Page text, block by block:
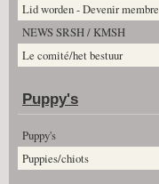
Lid worden - Devenir membre
NEWS SRSH / KMSH
Le comité/het bestuur
Puppy's
Puppy's
Puppies/chiots